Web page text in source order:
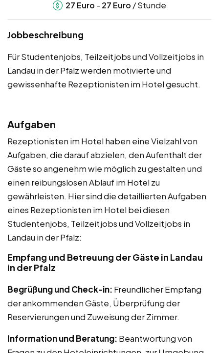
27 Euro - 27 Euro / Stunde
Jobbeschreibung
Für Studentenjobs, Teilzeitjobs und Vollzeitjobs in
Landau in der Pfalz werden motivierte und
gewissenhafte Rezeptionisten im Hotel gesucht.
Aufgaben
Rezeptionisten im Hotel haben eine Vielzahl von
Aufgaben, die darauf abzielen, den Aufenthalt der
Gäste so angenehm wie möglich zu gestalten und
einen reibungslosen Ablauf im Hotel zu
gewährleisten. Hier sind die detaillierten Aufgaben
eines Rezeptionisten im Hotel bei diesen
Studentenjobs, Teilzeitjobs und Vollzeitjobs in
Landau in der Pfalz:
Empfang und Betreuung der Gäste in Landau
in der Pfalz
Begrüßung und Check-in: Freundlicher Empfang
der ankommenden Gäste, Überprüfung der
Reservierungen und Zuweisung der Zimmer.
Information und Beratung: Beantwortung von